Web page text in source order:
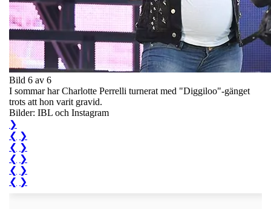
Bild 6 av 6
I sommar har Charlotte Perrelli turnerat med "Diggiloo"-gänget
trots att hon varit gravid.
Bilder: IBL och Instagram
❯
❮ ❯
❮ ❯
❮ ❯
❮ ❯
❮ ❯